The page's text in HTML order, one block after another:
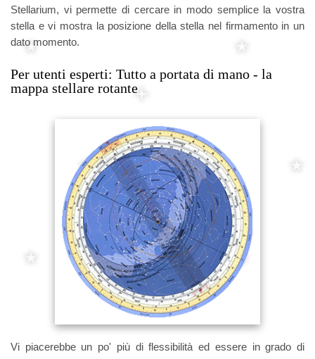
Stellarium, vi permette di cercare in modo semplice la vostra
stella e vi mostra la posizione della stella nel firmamento in un
dato momento.
Per utenti esperti: Tutto a portata di mano - la
mappa stellare rotante
Vi piacerebbe un po' più di flessibilità ed essere in grado di